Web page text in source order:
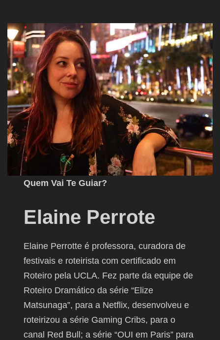
Quem Vai Te Guiar?
Elaine Perrote
Elaine Perrotte é professora, curadora de
festivais e roteirista com certificado em
Roteiro pela UCLA. Fez parte da equipe de
Roteiro Dramático da série “Elize
Matsunaga”, para a Netflix, desenvolveu e
roteirizou a série Gaming Cribs, para o
canal Red Bull; a série “OUI em Paris” para